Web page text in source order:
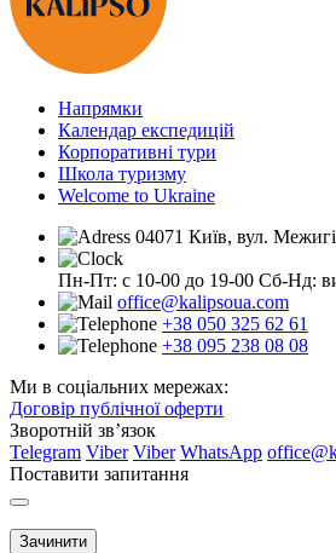
Напрямки
Календар експедицій
Корпоративні тури
Школа туризму
Welcome to Ukraine
04071 Київ, вул.
Пн-Пт: с 10-00 до 19-00 Сб-Нд:
office@kalipsoua.com
+38 050 325 62 61
+38 095 238 08 08
Ми в соціальних мережах:
Договір публічної оферти
Зворотній зв’язок
Telegram Viber Viber WhatsApp
Поставити запитання
Зачинити